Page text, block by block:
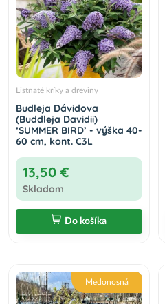
Listnaté kríky a dreviny
Budleja Dávidova
(Buddleja Davidii)
‘SUMMER BIRD’ - výška 40-
60 cm, kont. C3L
13,50 €
Skladom
Do košíka
Medonosná